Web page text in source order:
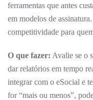
ferramentas que antes
em modelos de
competitividade para
O que fazer: Avalie se o
dar relatórios em tempo
integrar com o eSocial e
for “mais ou menos”,